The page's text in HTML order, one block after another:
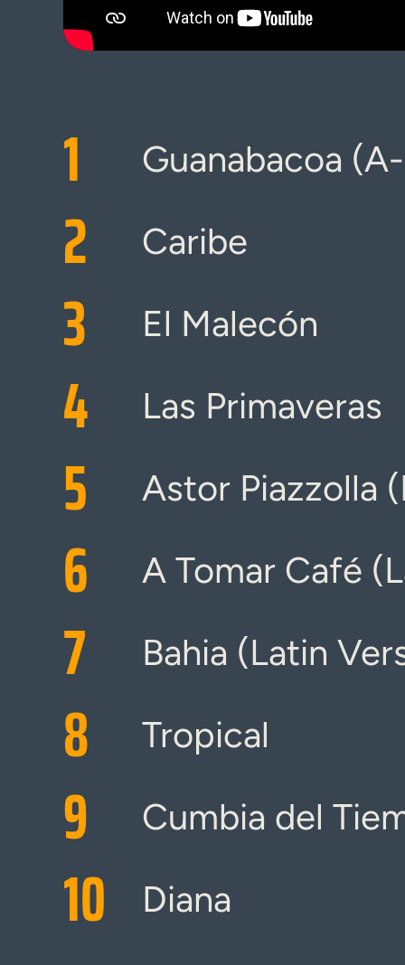
1 Guanabacoa
2 Caribe
3 El Malecón
4 Las Primaveras
5 Astor Piazzolla
6 A Tomar Café
7 Bahia (Latin
8 Tropical
9 Cumbia del
10 Diana